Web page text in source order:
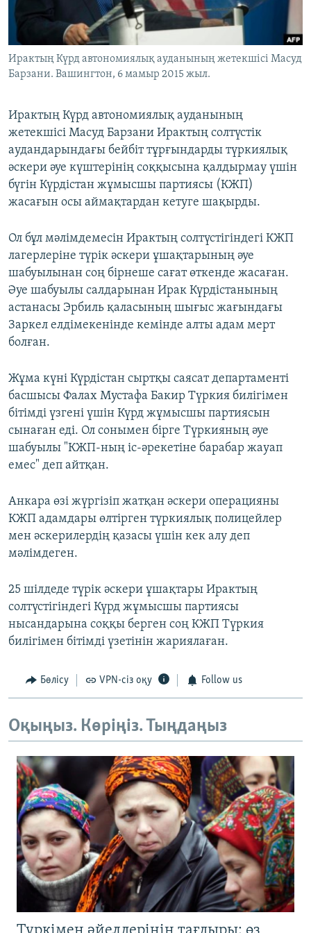
ЖАЗЫЛЫҢЫЗ
Басқа тілдерде
Ирактың Күрд автономиялық ауданының жетекшісі Масуд
Барзани. Вашингтон, 6 мамыр 2015 жыл.
Ирактың Күрд автономиялық ауданының
жетекшісі Масуд Барзани Ирактың солтүстік
аудандарындағы бейбіт тұрғындарды түркиялық
әскери әуе күштерінің соққысына қалдырмау үшін
бүгін Күрдістан жұмысшы партиясы (КЖП)
жасағын осы аймақтардан кетуге шақырды.
Ол бұл мәлімдемесін Ирактың солтүстігіндегі КЖП
лагерлеріне түрік әскери ұшақтарының әуе
шабуылынан соң бірнеше сағат өткенде жасаған.
Әуе шабуылы салдарынан Ирак Күрдістанының
астанасы Эрбиль қаласының шығыс жағындағы
Заркел елдімекенінде кемінде алты адам мерт
болған.
Жұма күні Күрдістан сыртқы саясат департаменті
басшысы Фалах Мустафа Бакир Түркия билігімен
бітімді үзгені үшін Күрд жұмысшы партиясын
сынаған еді. Ол сонымен бірге Түркияның әуе
шабуылы "КЖП-ның іс-әрекетіне барабар жауап
емес" деп айтқан.
Анкара өзі жүргізіп жатқан әскери операцияны
КЖП адамдары өлтірген түркиялық полицейлер
мен әскерилердің қазасы үшін кек алу деп
мәлімдеген.
25 шілдеде түрік әскери ұшақтары Ирактың
солтүстігіндегі Күрд жұмысшы партиясы
нысандарына соққы берген соң КЖП Түркия
билігімен бітімді үзетінін жариялаған.
Бөлісу VPN-сіз оқу Follow us
Оқыңыз. Көріңіз. Тыңдаңыз